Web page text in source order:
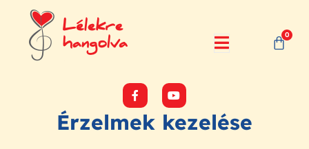
0
Érzelmek kezelése